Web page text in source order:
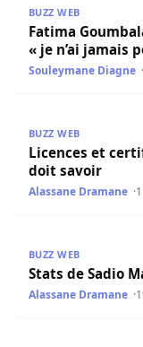
BUZZ WEB
Fatima
« je n’ai jamais
Souleymane Diagne
BUZZ WEB
Licences et
doit savoir
Alassane Dramane
BUZZ WEB
Stats de Sadio
Alassane Dramane